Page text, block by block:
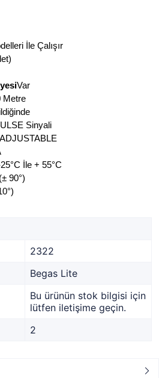
İle Çalışır
Var
Metre
Sinyali
İle + 55°C
90°)
2322
Begas Lite
Bu ürünün stok bilgisi için
lütfen iletişime geçin.
2